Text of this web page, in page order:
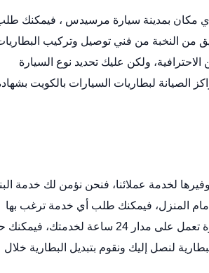
مكان بمدينة سيارة مرسيدس ، فيمكنك
النخبة من فني توصيل وتركيب
ولكن عليك تحديد نوع السيارة
الصيانة لبطاريات السيارات بالكويت
لخدمة عملائنا، فنحن نؤمن لك خدمة
المنزل، فيمكنك طلب أي خدمة ترغب بها
سواء تبديل بطارية أو صيانة شاملة أو فحص شامل، حيث نمتلك خدمة عملاء مميزة تعمل على مدار 24 ساعة
لنصل إليك ونقوم بتبديل البطارية خلال